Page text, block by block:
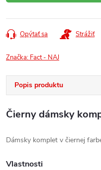
Opýtať sa Strážiť
Značka: Fact - NAJ
Popis produktu
Čierny dámsky
Dámsky komplet v čiernej
Vlastnosti